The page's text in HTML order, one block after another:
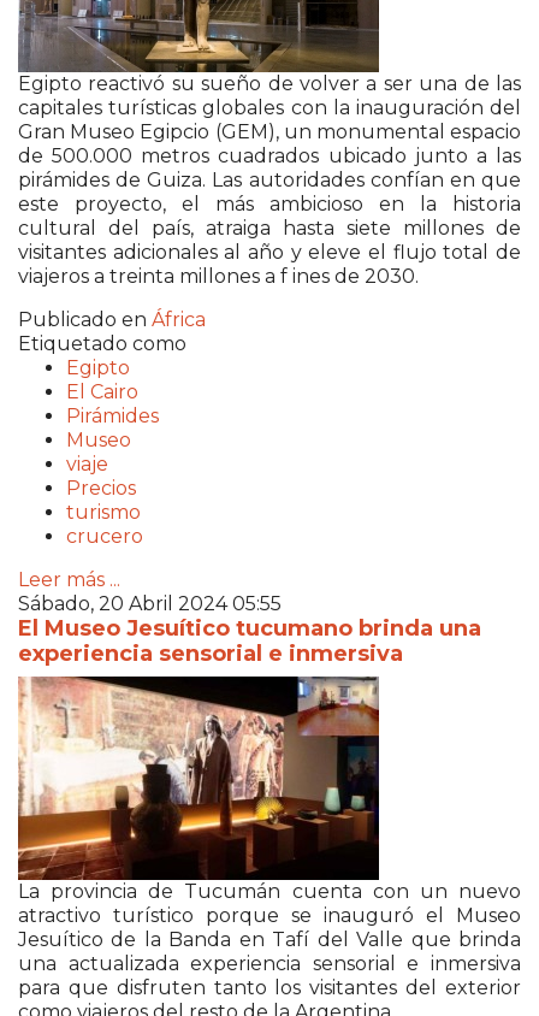
Egipto reactivó su sueño de volver a ser una de las
capitales turísticas globales con la inauguración del
Gran Museo Egipcio (GEM), un monumental espacio
de 500.000 metros cuadrados ubicado junto a las
pirámides de Guiza. Las autoridades confían en que
este proyecto, el más ambicioso en la historia
cultural del país, atraiga hasta siete millones de
visitantes adicionales al año y eleve el flujo total de
viajeros a treinta millones a f ines de 2030.
Publicado en África
Etiquetado como
Egipto
El Cairo
Pirámides
Museo
viaje
Precios
turismo
crucero
Leer más ...
Sábado, 20 Abril 2024 05:55
El Museo Jesuítico tucumano brinda una
experiencia sensorial e inmersiva
La provincia de Tucumán cuenta con un nuevo
atractivo turístico porque se inauguró el Museo
Jesuítico de la Banda en Tafí del Valle que brinda
una actualizada experiencia sensorial e inmersiva
para que disfruten tanto los visitantes del exterior
como viajeros del resto de la Argentina.